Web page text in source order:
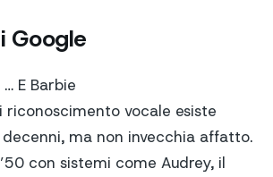
Google
E Barbie
riconoscimento vocale esiste
ma non invecchia affatto.
con sistemi come Audrey, il